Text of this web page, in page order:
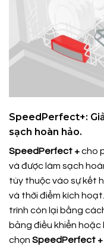
SpeedPerfect+:
sạch hoàn hảo.
SpeedPerfect +cho
và được làm sạch
tùy thuộc vào sự kết
và thời điểm kích
trình còn lại bằng
bảng điều khiển
chọn SpeedPerfect +